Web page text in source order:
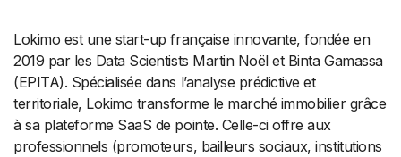
Lokimo est une start-up française innovante, fondée en
2019 par les Data Scientists Martin Noël et Binta Gamassa
(EPITA). Spécialisée dans l’analyse prédictive et
territoriale, Lokimo transforme le marché immobilier grâce
à sa plateforme SaaS de pointe. Celle-ci offre aux
professionnels (promoteurs, bailleurs sociaux, institutions